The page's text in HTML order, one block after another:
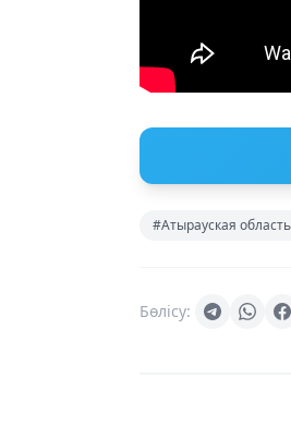
#Атырауская область
Бөлісу: